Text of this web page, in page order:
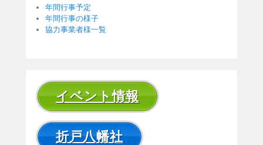
年間行事予定
年間行事の様子
協力事業者様一覧
イベント情報
折戸八幡社